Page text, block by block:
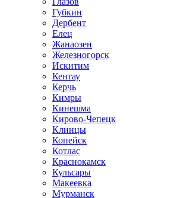
Губкин
Дербент
Елец
Жанаозен
Железногорск
Искитим
Кентау
Керчь
Кимры
Кинешма
Кирово-Чепецк
Клинцы
Копейск
Котлас
Краснокамск
Кульсары
Макеевка
Мурманск